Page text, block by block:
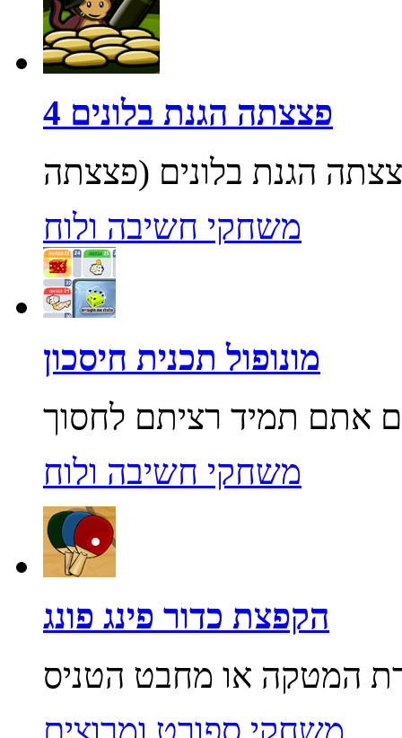
פצצתה הגנת בלונים 4
משחקי חשיבה ולוח
מונופול תכנית חיסכון
משחקי חשיבה ולוח
הקפצת כדור פינג פונג